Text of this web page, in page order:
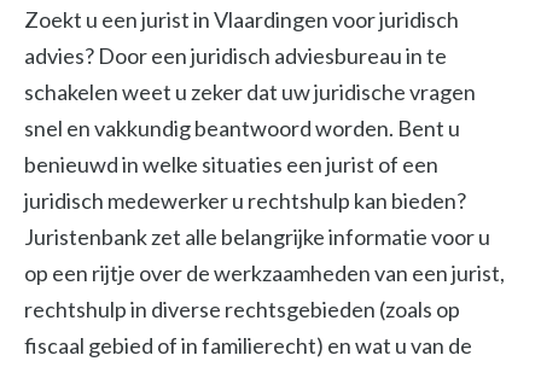
Zoekt u een jurist in Vlaardingen voor juridisch
advies? Door een juridisch adviesbureau in te
schakelen weet u zeker dat uw juridische vragen
snel en vakkundig beantwoord worden. Bent u
benieuwd in welke situaties een jurist of een
juridisch medewerker u rechtshulp kan bieden?
Juristenbank zet alle belangrijke informatie voor u
op een rijtje over de werkzaamheden van een jurist,
rechtshulp in diverse rechtsgebieden (zoals op
fiscaal gebied of in familierecht) en wat u van de